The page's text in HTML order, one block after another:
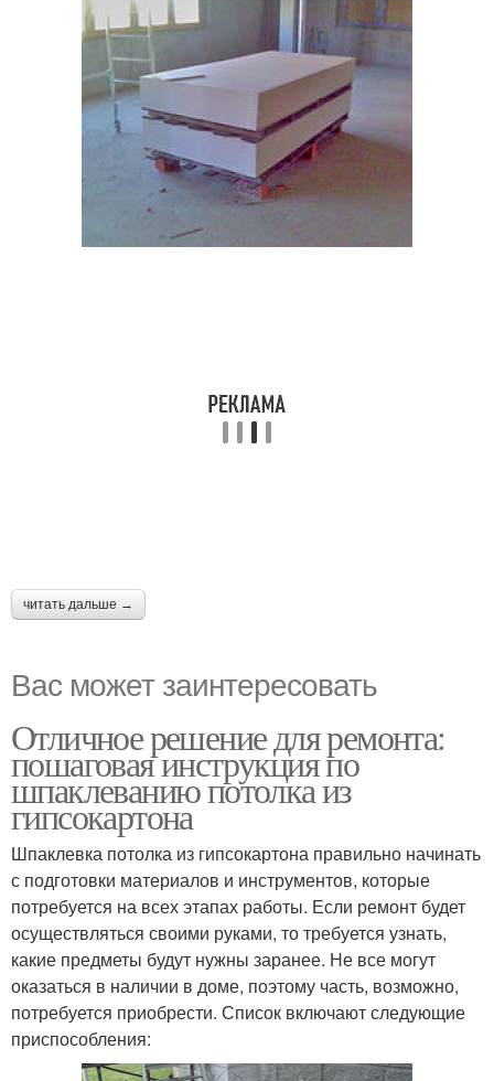
читать дальше →
Вас может заинтересовать
Отличное решение для ремонта:
пошаговая инструкция по
шпаклеванию потолка из
гипсокартона
Шпаклевка потолка из гипсокартона правильно начинать
с подготовки материалов и инструментов, которые
потребуется на всех этапах работы. Если ремонт будет
осуществляться своими руками, то требуется узнать,
какие предметы будут нужны заранее. Не все могут
оказаться в наличии в доме, поэтому часть, возможно,
потребуется приобрести. Список включают следующие
приспособления: